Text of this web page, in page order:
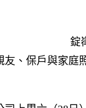
經舉
友、保戶與家庭